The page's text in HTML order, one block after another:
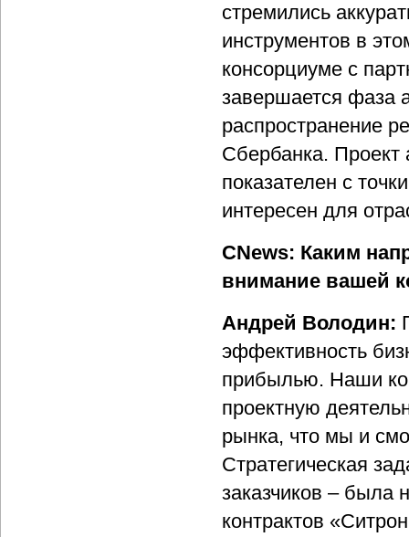
стремились
инструментов в
консорциуме с
завершается фаза
распространение
Сбербанка. Проект
показателен с
интересен для
CNews: Каким
внимание вашей
Андрей Володин:
эффективность
прибылью. Наши
проектную
рынка, что мы и
Стратегическая
заказчиков – была
контрактов